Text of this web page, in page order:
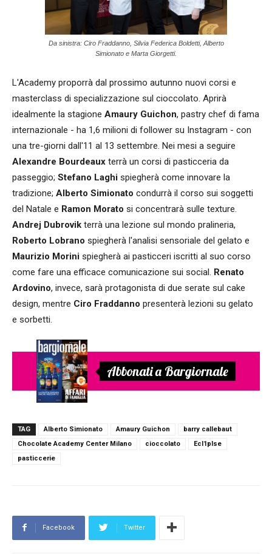
Da sinistra: Ciro Fraddanno, Silvia Federica Boldetti, Alberto
Simionato e Marta Giorgetti.
L'Academy proporrà dal prossimo autunno nuovi corsi e
masterclass di specializzazione sul cioccolato. Aprirà
idealmente la stagione Amaury Guichon, pastry chef di fama
internazionale - ha 1,6 milioni di follower su Instagram - con
una tre-giorni dall'11 al 13 settembre. Nei mesi a seguire
Alexandre Bourdeaux terrà un corsi di pasticceria da
passeggio; Stefano Laghi spiegherà come innovare la
tradizione; Alberto Simionato condurrà il corso sui soggetti
del Natale e Ramon Morato si concentrarà sulle texture.
Andrej Dubrovik terrà una lezione sul mondo pralineria,
Roberto Lobrano spiegherà l'analisi sensoriale del gelato e
Maurizio Morini spiegherà ai pasticceri iscritti al suo corso
come fare una efficace comunicazione sui social. Renato
Ardovino, invece, sarà protagonista di due serate sul cake
design, mentre Ciro Fraddanno presenterà lezioni su gelato
e sorbetti.
Abbonati a Bargiornale
TAG Alberto Simionato Amaury Guichon
barry callebaut
Chocolate Academy Center Milano
cioccolato
Ecl1plse
pasticcerie
Facebook Twitter